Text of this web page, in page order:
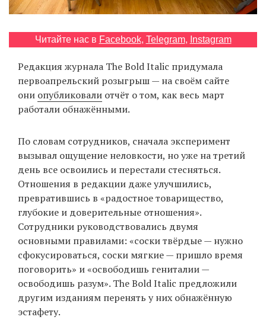
EN
UA
Читайте нас в Facebook, Telegram, Instagram
Редакция журнала The Bold Italic придумала
первоапрельский розыгрыш — на своём сайте
они опубликовали отчёт о том, как весь март
работали обнажёнными.
По словам сотрудников, сначала эксперимент
вызывал ощущение неловкости, но уже на третий
день все освоились и перестали стесняться.
Отношения в редакции даже улучшились,
превратившись в «радостное товарищество,
глубокие и доверительные отношения».
Сотрудники руководствовались двумя
основными правилами: «соски твёрдые — нужно
сфокусироваться, соски мягкие — пришло время
поговорить» и «освободишь гениталии —
освободишь разум». The Bold Italic предложили
другим изданиям перенять у них обнажённую
эстафету.